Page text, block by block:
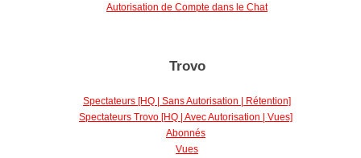
Autorisation de Compte dans le Chat
Trovo
Spectateurs [HQ | Sans Autorisation | Rétention]
Spectateurs Trovo [HQ | Avec Autorisation | Vues]
Abonnés
Vues